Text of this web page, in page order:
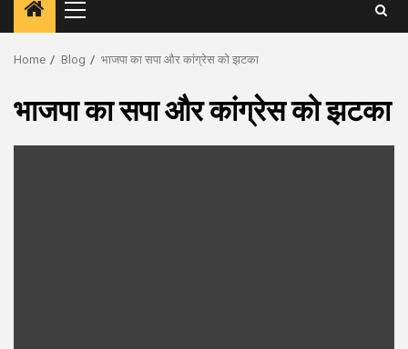
Primary
Menu
Home Blog भाजपा का सपा और कांग्रेस को झटका
भाजपा का सपा और कांग्रेस को झटका